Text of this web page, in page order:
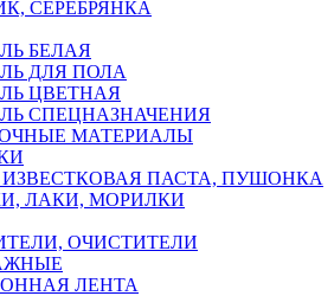
СЕРЕБРЯНКА
БЕЛАЯ
ДЛЯ ПОЛА
ЦВЕТНАЯ
СПЕЦНАЗНАЧЕНИЯ
МАТЕРИАЛЫ
ИЗВЕСТКОВАЯ ПАСТА, ПУШОНКА
ЛАКИ, МОРИЛКИ
ОЧИСТИТЕЛИ
ЛЕНТА